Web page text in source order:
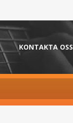
KONTAKTA OSS